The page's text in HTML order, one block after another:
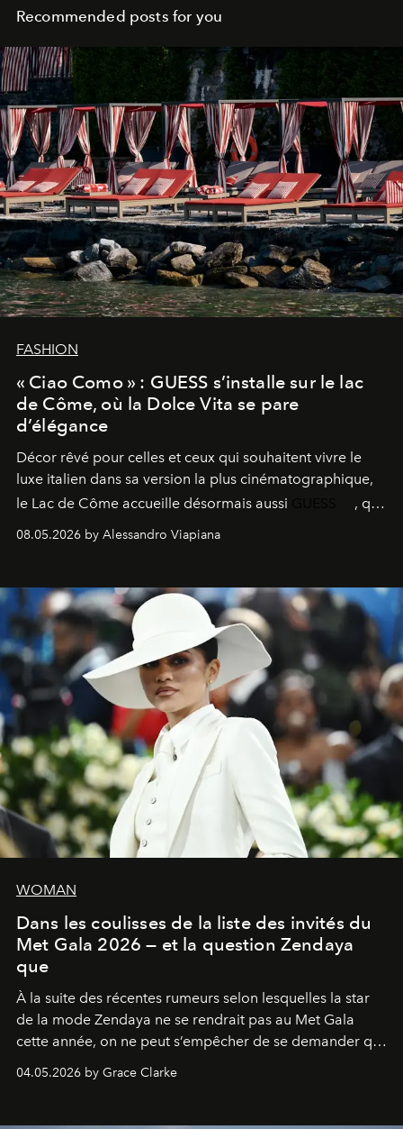
Recommended posts for you
FASHION
« Ciao Como » : GUESS s’installe sur le lac
de Côme, où la Dolce Vita se pare
d’élégance
Décor rêvé pour celles et ceux qui souhaitent vivre le
luxe italien dans sa version la plus cinématographique,
le Lac de Côme accueille désormais aussi
, qui
signe un takeover entre boutiques, hôtels, bateaux et
fragrances. L’une des opérations de style les plus
08.05.2026 by Alessandro Viapiana
WOMAN
Dans les coulisses de la liste des invités du
Met Gala 2026 — et la question Zendaya
que
À la suite des récentes rumeurs selon lesquelles la star
de la mode Zendaya ne se rendrait pas au Met Gala
cette année, on ne peut s’empêcher de se demander qui
sera présent.
04.05.2026 by Grace Clarke